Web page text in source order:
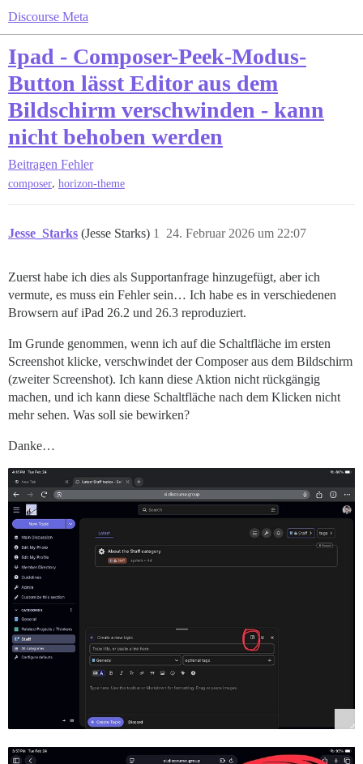
Discourse Meta
Ipad - Composer-Peek-Modus-
Button lässt Editor aus dem
Bildschirm verschwinden - kann
nicht behoben werden
Beitragen Fehler
composer, horizon-theme
Jesse_Starks (Jesse Starks) 24. Februar 2026 um 22:07
1
Zuerst habe ich dies als Supportanfrage hinzugefügt, aber ich
vermute, es muss ein Fehler sein… Ich habe es in verschiedenen
Browsern auf iPad 26.2 und 26.3 reproduziert.
Im Grunde genommen, wenn ich auf die Schaltfläche im ersten
Screenshot klicke, verschwindet der Composer aus dem Bildschirm
(zweiter Screenshot). Ich kann diese Aktion nicht rückgängig
machen, und ich kann diese Schaltfläche nach dem Klicken nicht
mehr sehen. Was soll sie bewirken?
Danke…